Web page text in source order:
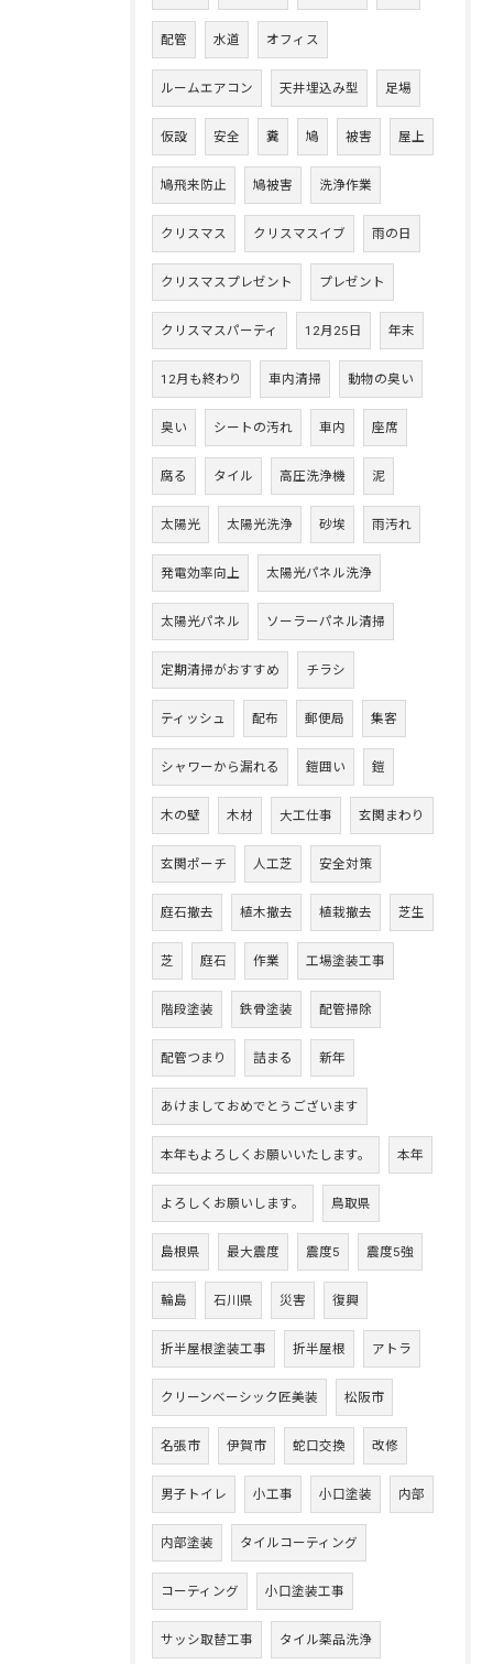
配管 水道 オフィス
ルームエアコン 天井埋込み型 足場
仮設 安全 糞 鳩 被害 屋上
鳩飛来防止 鳩被害 洗浄作業
クリスマス クリスマスイブ 雨の日
クリスマスプレゼント プレゼント
クリスマスパーティ 12月25日 年末
12月も終わり 車内清掃 動物の臭い
臭い シートの汚れ 車内 座席
腐る タイル 高圧洗浄機 泥
太陽光 太陽光洗浄 砂埃 雨汚れ
発電効率向上 太陽光パネル洗浄
太陽光パネル ソーラーパネル清掃
定期清掃がおすすめ チラシ
ティッシュ 配布 郵便局 集客
シャワーから漏れる 鎧囲い 鎧
木の壁 木材 大工仕事 玄関まわり
玄関ポーチ 人工芝 安全対策
庭石撤去 植木撤去 植栽撤去 芝生
芝 庭石 作業 工場塗装工事
階段塗装 鉄骨塗装 配管掃除
配管つまり 詰まる 新年
あけましておめでとうございます
本年もよろしくお願いいたします。 本年
よろしくお願いします。 鳥取県
島根県 最大震度 震度5 震度5強
輪島 石川県 災害 復興
折半屋根塗装工事 折半屋根 アトラ
クリーンベーシック匠美装 松阪市
名張市 伊賀市 蛇口交換 改修
男子トイレ 小工事 小口塗装 内部
内部塗装 タイルコーティング
コーティング 小口塗装工事
サッシ取替工事 タイル薬品洗浄